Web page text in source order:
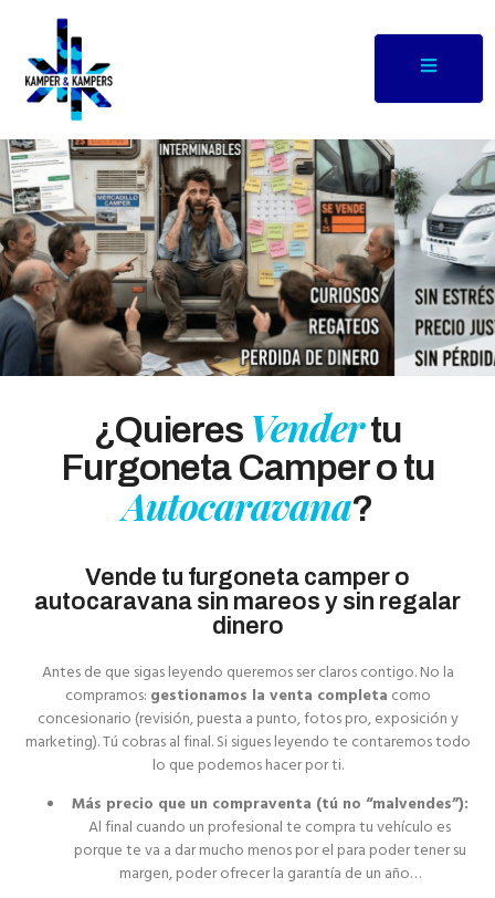
¿Quieres Vendertu
Furgoneta Camper o tu
Autocaravana?
Vende tu furgoneta camper o
autocaravana sin mareos y sin regalar
dinero
Antes de que sigas leyendo queremos ser claros contigo. No la
compramos: gestionamos la venta completa como
concesionario (revisión, puesta a punto, fotos pro, exposición y
marketing). Tú cobras al final. Si sigues leyendo te contaremos todo
lo que podemos hacer por ti.
Más precio que un compraventa (tú no “malvendes”):
Al final cuando un profesional te compra tu vehículo es
porque te va a dar mucho menos por el para poder tener su
margen, poder ofrecer la garantía de un año…